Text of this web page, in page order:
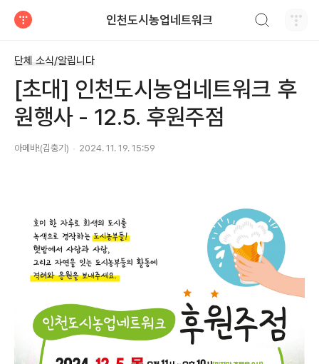
인천도시농업네트워크
단체 소식/알립니다
[초대] 인천도시농업네트워크 후
원행사 - 12.5. 후원주점
아메바!(김충기) 2024. 11. 19. 15:59